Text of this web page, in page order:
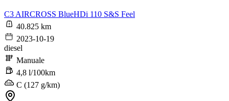
C3 AIRCROSS BlueHDi 110 S&S Feel
40.825 km
2023-10-19
diesel
Manuale
4,8 l/100km
C (127 g/km)